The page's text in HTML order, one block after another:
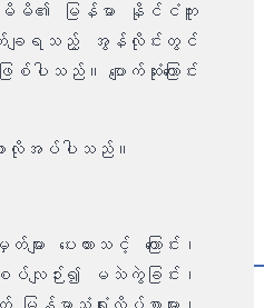
မိ၏ မြန်မာ နိုင်ငံကူး
တ်ချရသည့် အွန်လိုင်းတွင်
ည်။ ပျောက်ဆုံးကြောင်း
စာလိုအပ်ပါသည်။
ပေးထားသင့် ကြောင်း၊
ပ်လျဉ်း၍ မသဲကွဲခြင်း၊